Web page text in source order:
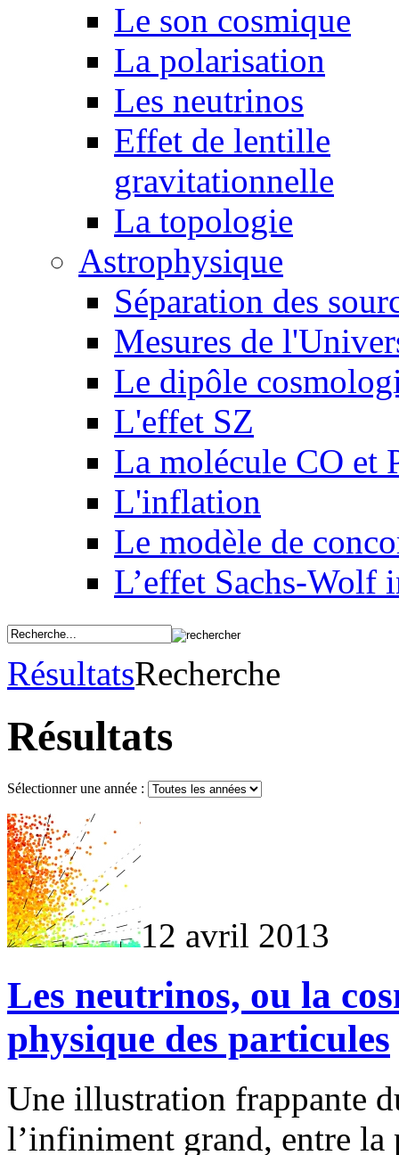
Le son cosmique
La polarisation
Les neutrinos
Effet de lentille
gravitationnelle
La topologie
Astrophysique
Séparation des
Mesures de
Le dipôle
L'effet SZ
La molécule CO et
L'inflation
Le modèle de
L’effet Sachs-Wolf
RésultatsRecherche
Résultats
Sélectionner une année :
12 avril 2013
Les neutrinos, ou la
physique des particules
Une illustration frappante
l’infiniment grand, entre la